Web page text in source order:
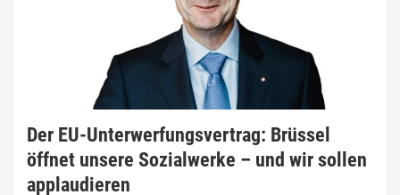
Der EU-Unterwerfungsvertrag: Brüssel
öffnet unsere Sozialwerke – und wir sollen
applaudieren